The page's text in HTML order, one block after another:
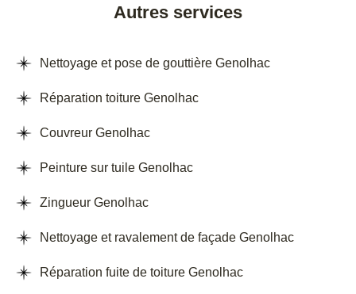
Autres services
Nettoyage et pose de gouttière Genolhac
Réparation toiture Genolhac
Couvreur Genolhac
Peinture sur tuile Genolhac
Zingueur Genolhac
Nettoyage et ravalement de façade Genolhac
Réparation fuite de toiture Genolhac